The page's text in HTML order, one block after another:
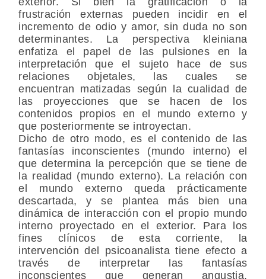
frustración externas pueden incidir en el
incremento de odio y amor, sin duda no son
determinantes. La perspectiva kleiniana
enfatiza el papel de las pulsiones en la
interpretación que el sujeto hace de sus
relaciones objetales, las cuales se
encuentran matizadas según la cualidad de
las proyecciones que se hacen de los
contenidos propios en el mundo externo y
que posteriormente se introyectan.
Dicho de otro modo, es el contenido de las
fantasías inconscientes (mundo interno) el
que determina la percepción que se tiene de
la realidad (mundo externo). La relación con
el mundo externo queda prácticamente
descartada, y se plantea más bien una
dinámica de interacción con el propio mundo
interno proyectado en el exterior. Para los
fines clínicos de esta corriente, la
intervención del psicoanalista tiene efecto a
través de interpretar las fantasías
inconscientes que generan angustia,